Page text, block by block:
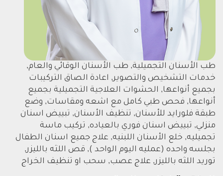
طب الأسنان التجميلية, طب الأسنان الوقائي والعام,
خدمات التشخيص والتصوير, اعادة الصاق التركيبات
بجميع أنواعها, الحشوات العلاجية التجميلية بجميع
أنواعها, فحص طبي كامل مع اشعه ومقاسات, وضع
طبقة فلورايد للأسنان, تنظيف الأسنان, تبييض اسنان
منزلي, تبييض اسنان فوري بالعياده, تركيب ماسة
تجميليه, خلع الأسنان اللبنيه, علاج جميع اسنان الطفال
بجلسه واحده (عمليه اليوم الواحد ), قص اللثه بالليزر,
توريد اللثه بالليزر, علاج عصب, سحب او تنظيف الخراج